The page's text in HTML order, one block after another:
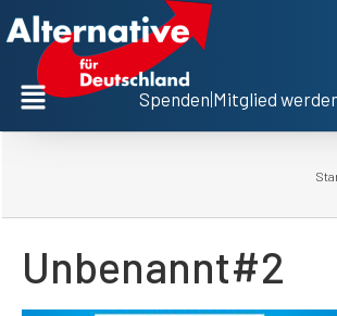
Spenden Mitglied
Unbenannt#2